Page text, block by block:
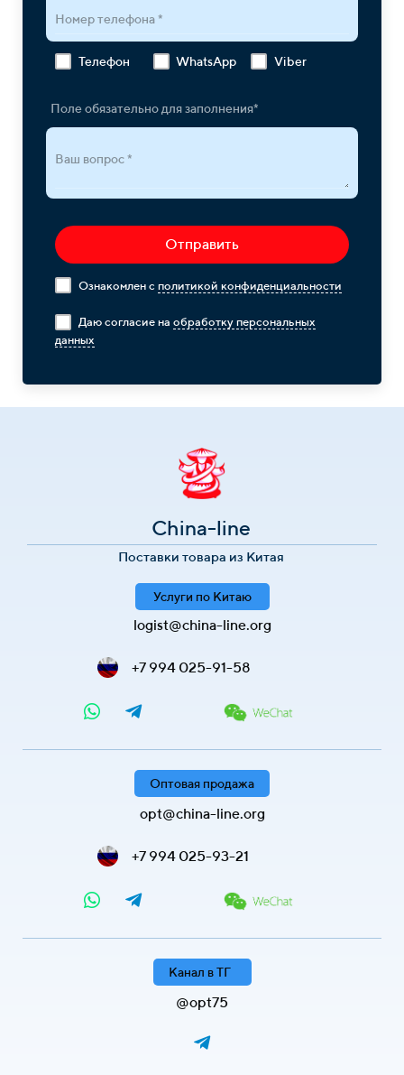
Номер телефона *
Телефон WhatsApp Viber
Поле обязательно для заполнения*
Ваш вопрос *
Отправить
Ознакомлен с политикой конфиденциальности
Даю согласие на обработку персональных
данных
China-line
Поставки товара из Китая
Услуги по Китаю
logist@china-line.org
+7 994 025-91-58
Оптовая продажа
opt@china-line.org
+7 994 025-93-21
Канал в ТГ
@opt75